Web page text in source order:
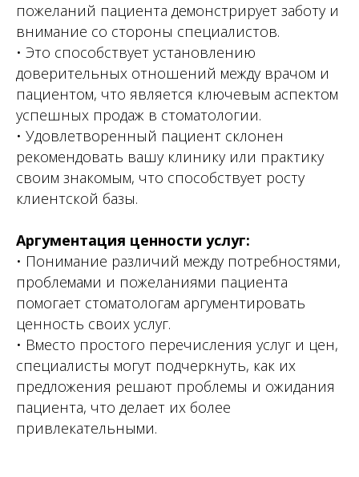
пожеланий пациента демонстрирует заботу и
внимание со стороны специалистов.
• Это способствует установлению
доверительных отношений между врачом и
пациентом, что является ключевым аспектом
успешных продаж в стоматологии.
• Удовлетворенный пациент склонен
рекомендовать вашу клинику или практику
своим знакомым, что способствует росту
клиентской базы.
Аргументация ценности услуг:
• Понимание различий между потребностями,
проблемами и пожеланиями пациента
помогает стоматологам аргументировать
ценность своих услуг.
• Вместо простого перечисления услуг и цен,
специалисты могут подчеркнуть, как их
предложения решают проблемы и ожидания
пациента, что делает их более
привлекательными.